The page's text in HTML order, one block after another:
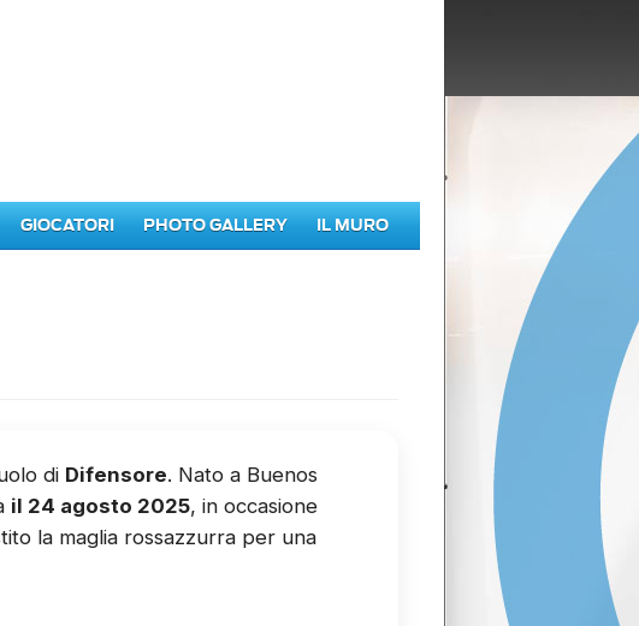
GIOCATORI PHOTO GALLERY IL MURO
di Difensore. Nato a Buenos
il 24 agosto 2025, in occasione
la maglia rossazzurra per una